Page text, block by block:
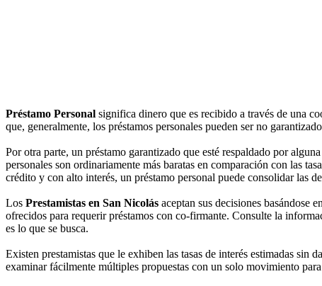
Préstamo Personal significa dinero que es recibido a través de una
que, generalmente, los préstamos personales pueden ser no
Por otra parte, un préstamo garantizado que esté respaldado por
personales son ordinariamente más baratas en comparación con las
crédito y con alto interés, un préstamo personal puede consolidar las
Los Prestamistas en San Nicolás aceptan sus decisiones basándose
ofrecidos para requerir préstamos con co-firmante. Consulte la
es lo que se busca.
Existen prestamistas que le exhiben las tasas de interés estimadas sin
examinar fácilmente múltiples propuestas con un solo movimiento